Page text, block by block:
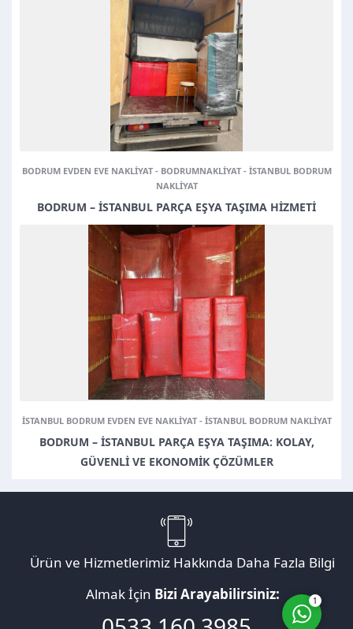
BODRUM EVDEN EVE NAKLIYAT- BODRUMNAKLIYAT- ISTANBUL BODRUM
NAKLIYAT
BODRUM – İSTANBUL PARÇA EŞYA TAŞIMA HIZMETI
ISTANBUL BODRUM EVDEN EVE NAKLIYAT- ISTANBUL BODRUM NAKLIYAT
BODRUM – İSTANBUL PARÇA EŞYA TAŞIMA: KOLAY,
GÜVENLI VE EKONOMIK ÇÖZÜMLER
Ürün ve Hizmetlerimiz Hakkında Daha Fazla Bilgi
Almak İçin Bizi Arayabilirsiniz:
Müşteri Temsilcisi
Cevap Yaz
1